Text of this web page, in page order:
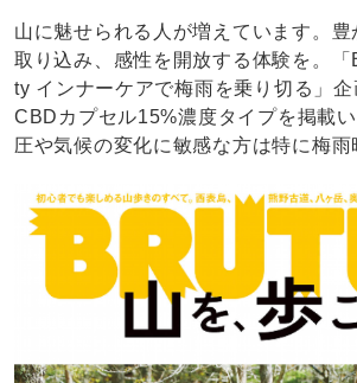
山に魅せられる人が増えています。豊
取り込み、感性を開放する体験を。
ty インナーケアで梅雨を乗り切る」
CBDカプセル15%濃度タイプを掲載
圧や気候の変化に敏感な方は特に梅雨
るCBD量よりも多く摂取することで
に役立ちます。